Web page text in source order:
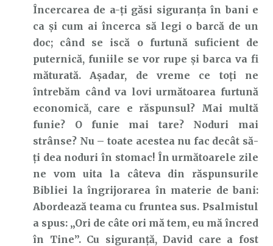
Încercarea de a-ți găsi siguranța în bani e
ca și cum ai încerca să legi o barcă de un
doc; când se iscă o furtună suficient de
puternică, funiile se vor rupe și barca va fi
măturată. Așadar, de vreme ce toți ne
întrebăm când va lovi următoarea furtună
economică, care e răspunsul? Mai multă
funie? O funie mai tare? Noduri mai
strânse? Nu – toate acestea nu fac decât să-
ți dea noduri în stomac! În următoarele zile
ne vom uita la câteva din răspunsurile
Bibliei la îngrijorarea în materie de bani:
Abordează teama cu fruntea sus. Psalmistul
a spus: „Ori de câte ori mă tem, eu mă încred
în Tine”. Cu siguranță, David care a fost